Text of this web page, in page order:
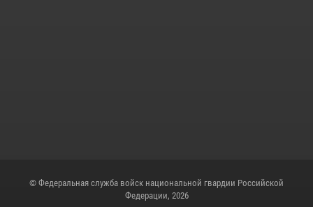
© Федеральная служба войск национальной гвардии Российской
Федерации, 2026